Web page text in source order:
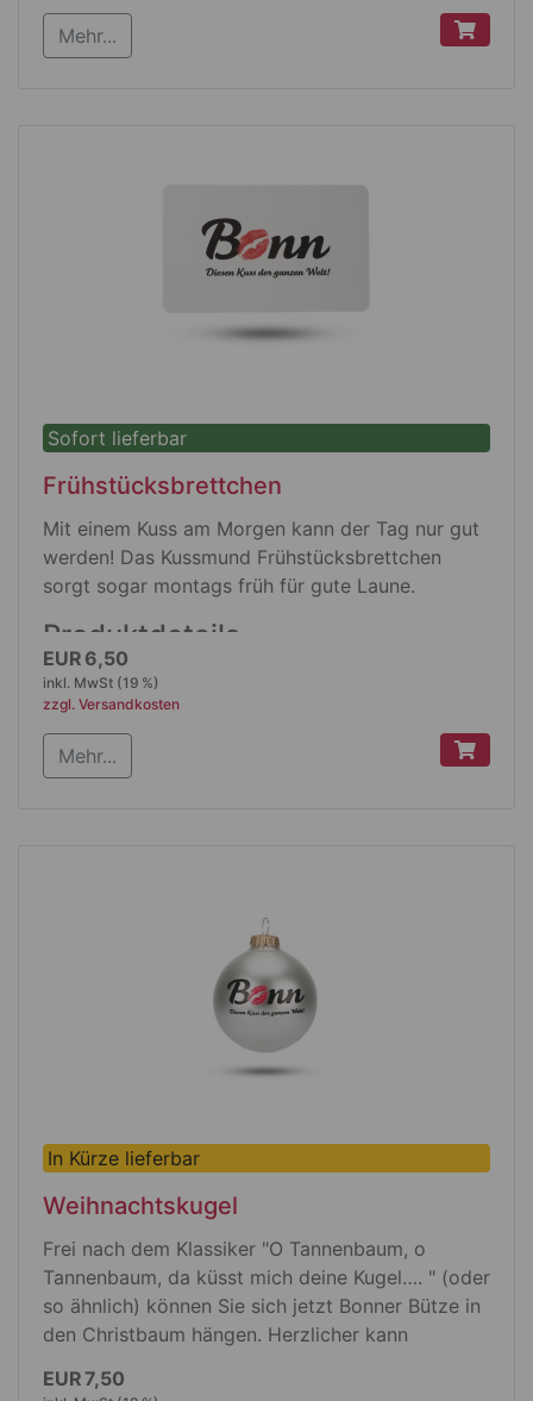
Melodie: Ludwig van Beethovens 9. Sinfonie
"Ode an die Freude"
Mehr...
Sofort lieferbar
Frühstücksbrettchen
Mit einem Kuss am Morgen kann der Tag nur gut
werden! Das Kussmund Frühstücksbrettchen
sorgt sogar montags früh für gute Laune.
Produktdetails
Original RICOLOR® Frühstücksbrettchen
Made in Germany
Melaminharz
Größe. L 235 mm x B 145 mm x 2 mm
spülmaschinen-tauglich
HPL-Schichtstoff ist ein nachhaltiges
Material, da es zu 80% aus Zellulose
(nachwachsender Rohstoff) und 20%
Kunstharz besteht
EUR 6,50
inkl. MwSt (19 %)
zzgl. Versandkosten
Mehr...
In Kürze lieferbar
Weihnachtskugel
Frei nach dem Klassiker "O Tannenbaum, o
Tannenbaum, da küsst mich deine Kugel…. " (oder
so ähnlich) können Sie sich jetzt Bonner Bütze in
den Christbaum hängen. Herzlicher kann
EUR 7,50